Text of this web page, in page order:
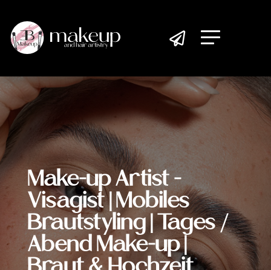

Make-up Artist -
Visagist | Mobiles
Brautstyling | Tages /
Abend Make-up |